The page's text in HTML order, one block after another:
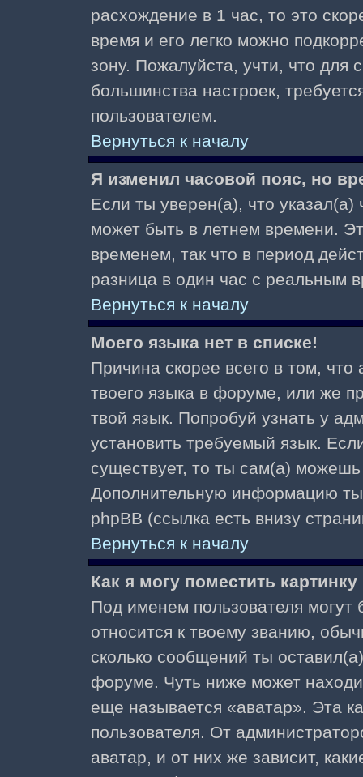
расхождение в 1 час, то это
время и его легко можно
зону. Пожалуйста, учти, что для
большинства настроек,
пользователем.
Вернуться к началу
Я изменил часовой пояс, но
Если ты уверен(а), что
может быть в летнем времени.
временем, так что в период
разница в один час с реальным
Вернуться к началу
Моего языка нет в списке!
Причина скорее всего в том,
твоего языка в форуме, или же
твой язык. Попробуй узнать у
установить требуемый язык.
существует, то ты сам(а)
Дополнительную информацию
phpBB (ссылка есть внизу
Вернуться к началу
Как я могу поместить
Под именем пользователя могут
относится к твоему званию,
сколько сообщений ты
форуме. Чуть ниже может
еще называется «аватар». Эта
пользователя. От
аватар, и от них же зависит,